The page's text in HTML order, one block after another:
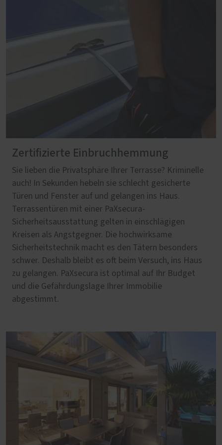
Zertifizierte Einbruchhemmung
Sie lieben die Privatsphäre Ihrer Terrasse? Kriminelle
auch! In Sekunden hebeln sie schlecht gesicherte
Türen und Fenster auf und gelangen ins Haus.
Terrassentüren mit einer PaXsecura-
Sicherheitsausstattung gelten in einschlägigen
Kreisen als Angstgegner. Die hochwirksame
Sicherheitstechnik macht es den Tätern besonders
schwer. Deshalb bleibt es oft beim Versuch, ins Haus
zu gelangen. PaXsecura ist optimal auf Ihr Budget
und die Gefährdungslage Ihrer Immobilie
abgestimmt.